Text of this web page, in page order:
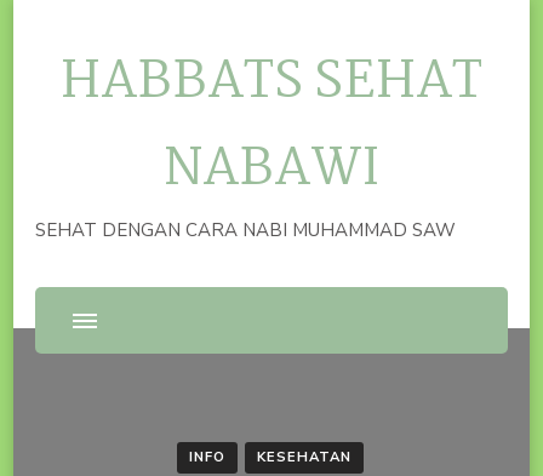
HABBATS SEHAT
NABAWI
SEHAT DENGAN CARA NABI MUHAMMAD SAW
INFO KESEHATAN